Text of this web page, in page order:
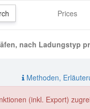
Prices
nach Ladungstyp
Methoden,
(inkl. Export)